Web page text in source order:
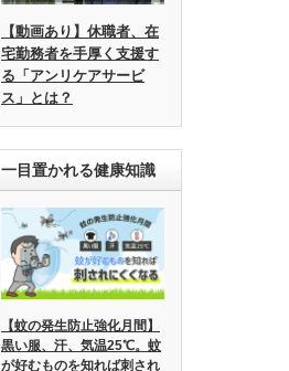
【動画あり】休職者、在
宅勤務者を手厚く支援す
る「アンリケアサービ
ス」とは？
一目置かれる健康知識
【蚊の発生防止強化月間】
黒い服、汗、気温25℃。蚊
が好むものを知れば刺され